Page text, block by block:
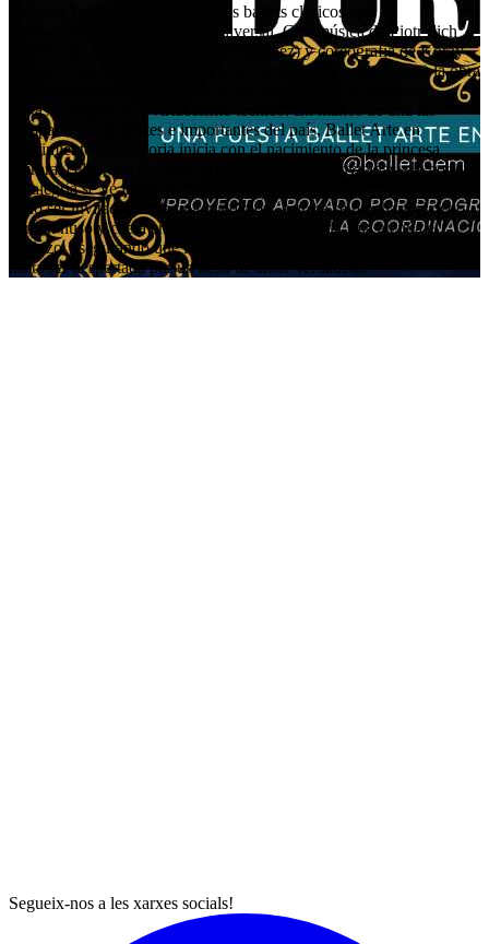
La Bella Durmiente es uno de los ballets clásicos más
representativos del repertorio universal. Con música de Piotr Ilich
Chaikovski (edición por Oscar Velazquez) y coreografía de Koray
García y Germain Alonso (sobre la versiòn de Marius Petipa) la obra
fantasía, elegancia y virtuosismo técnico. En manos de una las
compañías emergentes e importantes del país, Ballet Arte en
Movimiento. La historia inicia con el nacimiento de la princesa
Aurora, celebrado por todo el reino y las hadas invitadas a la corte.
La alegría se ve interrumpida por Carabosse, un hada malvada que,
al no ser invitada, lanza una maldición: Aurora se pinchará el dedo
con un huso y caerá en un sueño eterno. El hada Lila atenúa el
hechizo, asegurando que la princesa no morirá, sino que dormirá
hasta ser despertada por un beso de amor verdadero.
Segueix-nos a les xarxes socials!